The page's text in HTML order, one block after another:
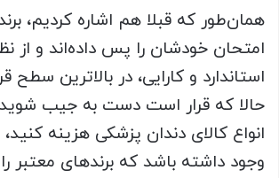
همان‌طور که قبلا هم اشاره کردیم،
امتحان خودشان را پس داده‌اند و از
استاندارد و کارایی، در بالاترین سطح
حالا که قرار است دست به جیب شوید
انواع کالای دندان پزشکی هزینه
وجود داشته باشد که برندهای معتبر